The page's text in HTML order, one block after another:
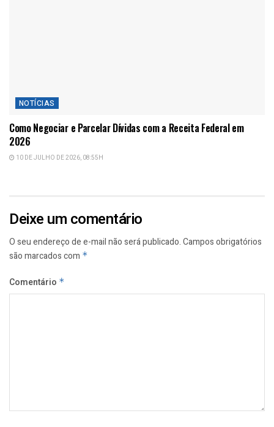
NOTÍCIAS
Como Negociar e Parcelar Dívidas com a Receita Federal em
2026
10 DE JULHO DE 2026, 08:55H
Deixe um comentário
O seu endereço de e-mail não será publicado.Campos obrigatórios
são marcados com *
Comentário *